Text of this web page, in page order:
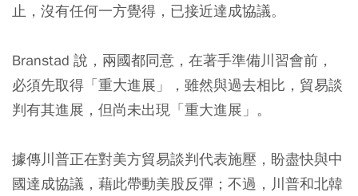
止，沒有任何一方覺得，已接近達成協議。
Branstad 說，兩國都同意，在著手準備川習會前，
必須先取得「重大進展」，雖然與過去相比，貿易談
判有其進展，但尚未出現「重大進展」。
據傳川普正在對美方貿易談判代表施壓，盼盡快與中
國達成協議，藉此帶動美股反彈；不過，川普和北韓